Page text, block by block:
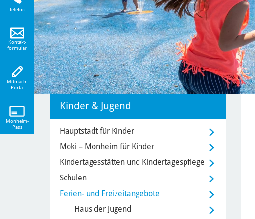
Kinder & Jugend
Hauptstadt für Kinder
Moki – Monheim für Kinder
Kindertagesstätten und Kindertagespflege
Schulen
Ferien- und Freizeitangebote
Haus der Jugend
Telefon
Kontakt-
formular
Mitmach-
Portal
Monheim-
Pass